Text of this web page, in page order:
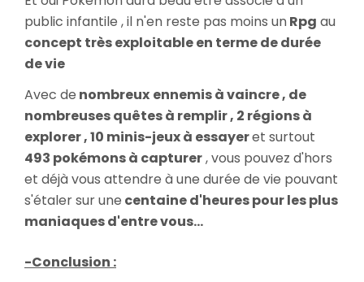
public infantile , il n'en reste pas moins unRpg au
concept très exploitable en terme de durée
de vie
Avec de nombreux ennemis à vaincre , de
nombreuses quêtes à remplir , 2 régions à
explorer , 10 minis-jeux à essayeret surtout
493 pokémons à capturer, vous pouvez d'hors
et déjà vous attendre à une durée de vie pouvant
s'étaler sur une centaine d'heures pour les plus
maniaques d'entre vous...
-Conclusion :